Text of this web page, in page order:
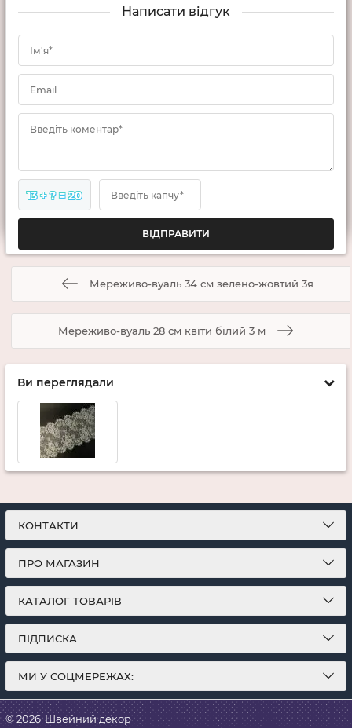
Написати відгук
Ім'я*
Email
Введіть коментар*
13 + ? = 20 Введіть капчу*
Мереживо-вуаль 34 см зелено-жовтий 3я
Мереживо-вуаль 28 см квіти білий 3 м
Ви переглядали
КОНТАКТИ
ПРО МАГАЗИН
КАТАЛОГ ТОВАРІВ
ПІДПИСКА
МИ У СОЦМЕРЕЖАХ:
© 2026 Швейний декор